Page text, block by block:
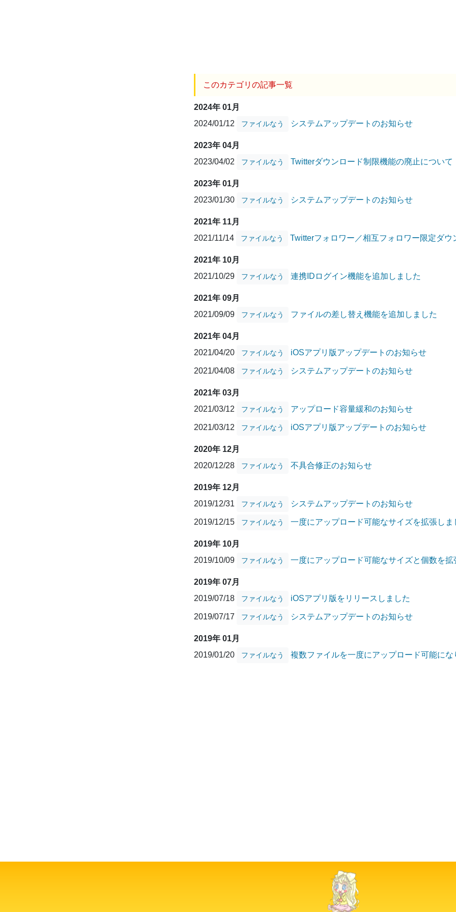
このカテゴリの記事一覧
2024年 01月
2024/01/12
ファイルなう システムアップデートのお知らせ
2023年 04月
2023/04/02
ファイルなう Twitterダウンロード制限機能の廃止について
2023年 01月
2023/01/30
ファイルなう システムアップデートのお知らせ
2021年 11月
2021/11/14
ファイルなう Twitterフォロワー／相互フォロワー限定ダウ
2021年 10月
2021/10/29
ファイルなう 連携IDログイン機能を追加しました
2021年 09月
2021/09/09
ファイルなう ファイルの差し替え機能を追加しました
2021年 04月
2021/04/20
ファイルなう iOSアプリ版アップデートのお知らせ
2021/04/08 ファイルなう システムアップデートのお知らせ
2021年 03月
2021/03/12
ファイルなう アップロード容量緩和のお知らせ
2021/03/12 ファイルなう iOSアプリ版アップデートのお知らせ
2020年 12月
2020/12/28
ファイルなう 不具合修正のお知らせ
2019年 12月
2019/12/31
ファイルなう システムアップデートのお知らせ
2019/12/15 ファイルなう 一度にアップロード可能なサイズを拡張しま
2019年 10月
2019/10/09
ファイルなう 一度にアップロード可能なサイズと個数を拡
2019年 07月
2019/07/18
ファイルなう iOSアプリ版をリリースしました
2019/07/17 ファイルなう システムアップデートのお知らせ
2019年 01月
2019/01/20
ファイルなう 複数ファイルを一度にアップロード可能にな